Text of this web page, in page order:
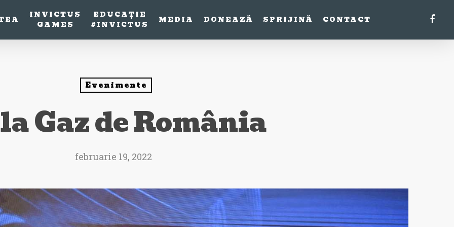
INVICTUS
GAMES
EDUCAȚIE
#INVICTUS
MEDIA DONEAZĂ SPRIJINĂ CONTACT
Evenimente
Gaz de România
februarie 19, 2022